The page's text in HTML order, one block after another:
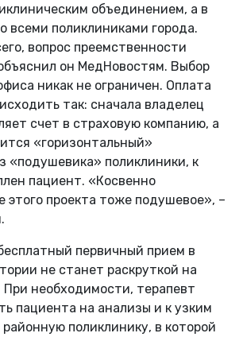
объединением, а в
всеми поликлиниками города.
вопрос преемственности
он МедНовостям. Выбор
никак не ограничен. Оплата
так: сначала владелец
счет в страховую компанию, а
«горизонтальный»
«подушевика» поликлиники, к
пациент. «Косвенно
этого проекта тоже подушевое», –
первичный прием в
не станет раскруткой на
При необходимости, терапевт
пациента на анализы и к узким
поликлинику, в которой